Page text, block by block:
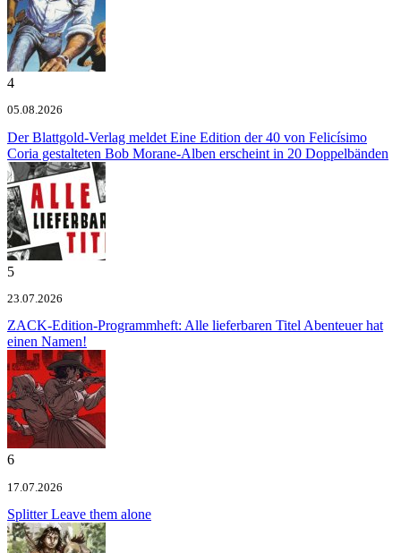
4
05.08.2026
Der Blattgold-Verlag meldet Eine Edition der 40 von Felicísimo
Coria gestalteten Bob Morane-Alben erscheint in 20 Doppelbänden
5
23.07.2026
ZACK-Edition-Programmheft: Alle lieferbaren Titel Abenteuer hat
einen Namen!
6
17.07.2026
SplitterLeave them alone